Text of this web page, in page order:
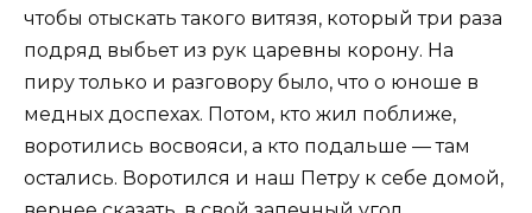
чтобы отыскать такого витязя, который три раза
подряд выбьет из рук царевны корону. На
пиру только и разговору было, что о юноше в
медных доспехах. Потом, кто жил поближе,
воротились восвояси, а кто подальше — там
остались. Воротился и наш Петру к себе домой,